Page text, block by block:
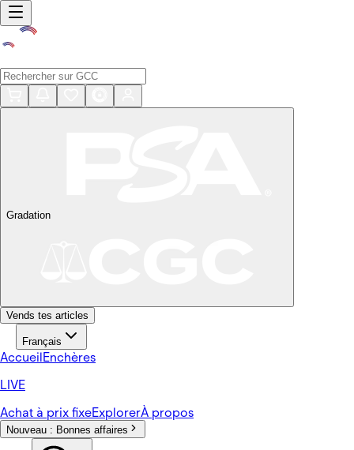
Gradation
Vends tes articles
Français
AccueilEnchères
LIVE
Achat à prix fixeExplorerÀ propos
Nouveau : Bonnes affaires